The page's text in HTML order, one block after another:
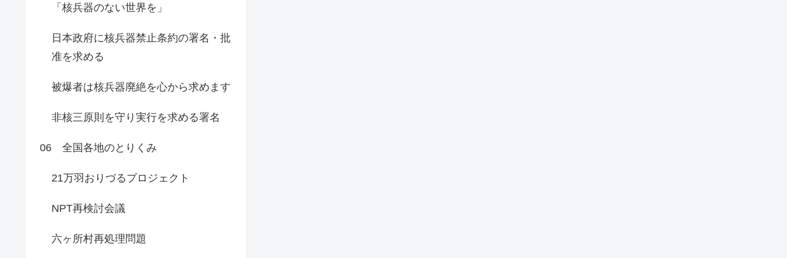
「核兵器のない世界を」
日本政府に核兵器禁止条約の署名・批
准を求める
被爆者は核兵器廃絶を心から求めます
非核三原則を守り実行を求める署名
06 全国各地のとりくみ
21万羽おりづるプロジェクト
NPT再検討会議
六ヶ所村再処理問題